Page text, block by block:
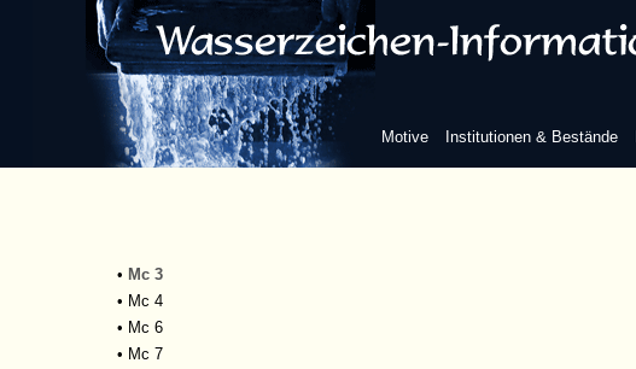
Motive Institutionen & Bestände
Trier
Tübingen
Tübingen, Universitätsbibliothek
•Bd 39 Folio
•De 4 Quart
•Gb 820a Folio
•Gb 1190
• Mc 3
• Mc 4
• Mc 6
• Mc 7